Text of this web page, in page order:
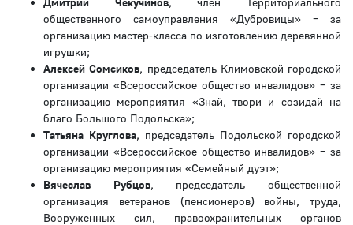
общественного самоуправления «Дубровицы» – за
организацию мастер-класса по изготовлению деревянной
игрушки;
Алексей Сомсиков, председатель Климовской городской
организации «Всероссийское общество инвалидов» – за
организацию мероприятия «Знай, твори и созидай на
благо Большого Подольска»;
Татьяна Круглова, председатель Подольской городской
организации «Всероссийское общество инвалидов» – за
организацию мероприятия «Семейный дуэт»;
Вячеслав Рубцов, председатель общественной
организация ветеранов (пенсионеров) войны, труда,
Вооруженных сил, правоохранительных органов